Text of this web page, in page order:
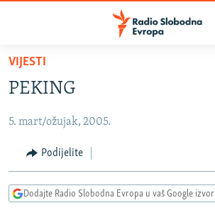
Pređite
glavni
Pređite
Pređite
SRBIJA
KOSOVO
VIZUELNO
VIJESTI
PEKING
5. mart/ožujak, 2005.
Podijelite
Dodajte Radio Slobodna Evropa u vaš Google izvor